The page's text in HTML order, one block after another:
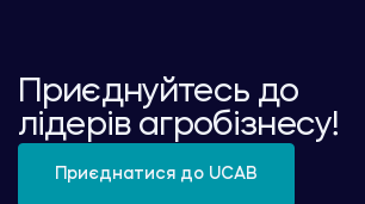
Приєднуйтесь до
лідерів агробізнесу!
Приєднатися до UCAB